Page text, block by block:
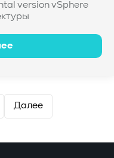
version vSphere
Далее